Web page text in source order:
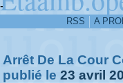
-
RSS A
Arrêt De La Cour
publié le 23 avril